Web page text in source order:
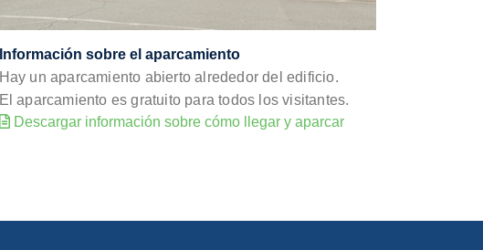
Información sobre el aparcamiento
Hay un aparcamiento abierto alrededor del edificio.
El aparcamiento es gratuito para todos los visitantes.
Descargar información sobre cómo llegar y aparcar